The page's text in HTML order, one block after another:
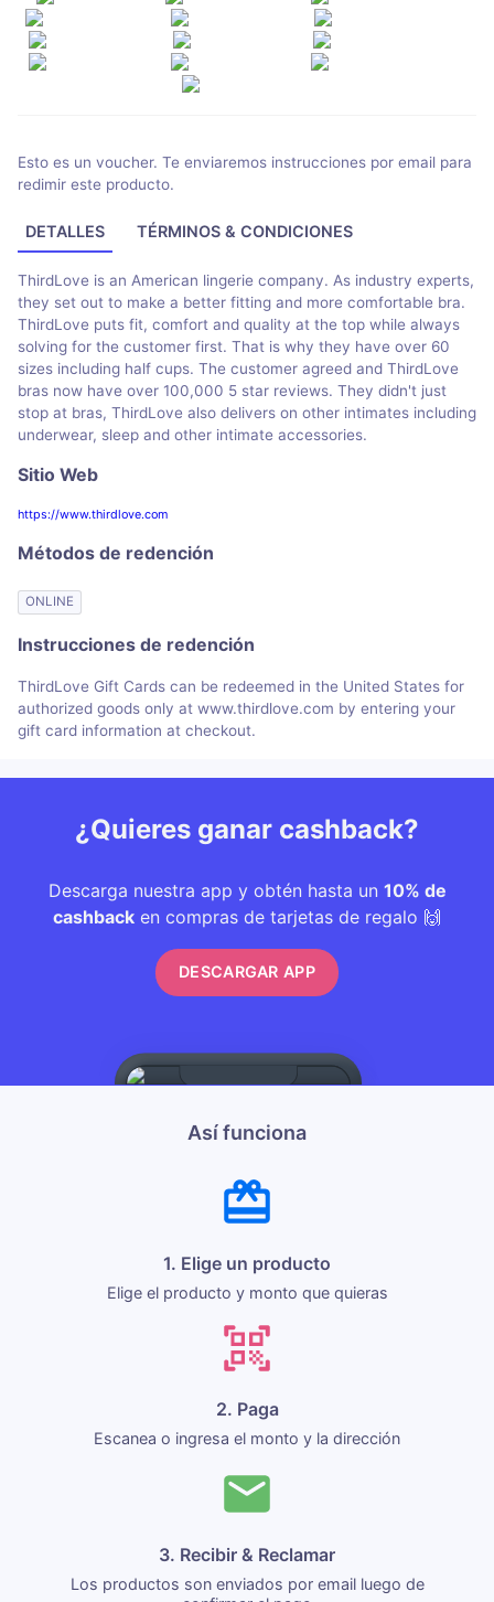
Esto es un voucher. Te enviaremos instrucciones por email para
redimir este producto.
DETALLES TÉRMINOS & CONDICIONES
ThirdLove is an American lingerie company. As industry experts,
they set out to make a better fitting and more comfortable bra.
ThirdLove puts fit, comfort and quality at the top while always
solving for the customer first. That is why they have over 60
sizes including half cups. The customer agreed and ThirdLove
bras now have over 100,000 5 star reviews. They didn't just
stop at bras, ThirdLove also delivers on other intimates including
underwear, sleep and other intimate accessories.
Sitio Web
https://www.thirdlove.com
Métodos de redención
ONLINE
Instrucciones de redención
ThirdLove Gift Cards can be redeemed in the United States for
authorized goods only at www.thirdlove.com by entering your
gift card information at checkout.
¿Quieres ganar cashback?
Descarga nuestra app y obtén hasta un 10% de
cashback en compras de tarjetas de regalo 🙌
DESCARGAR APP
Así funciona
1. Elige un producto
Elige el producto y monto que quieras
2. Paga
Escanea o ingresa el monto y la dirección
3. Recibir & Reclamar
Los productos son enviados por email luego de